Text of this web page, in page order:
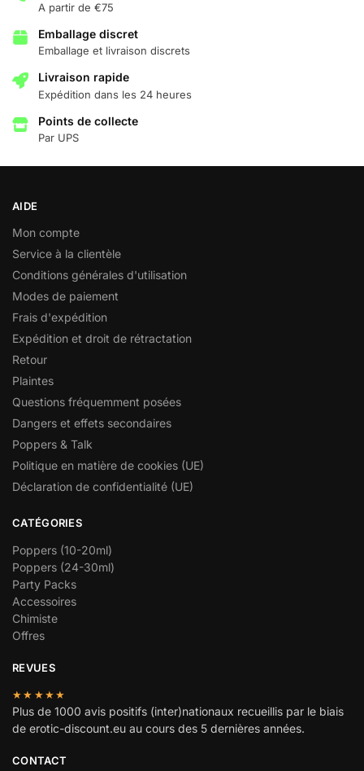
A partir de €75
Emballage discret
Emballage et livraison discrets
Livraison rapide
Expédition dans les 24 heures
Points de collecte
Par UPS
AIDE
Mon compte
Service à la clientèle
Conditions générales d'utilisation
Modes de paiement
Frais d'expédition
Expédition et droit de rétractation
Retour
Plaintes
Questions fréquemment posées
Dangers et effets secondaires
Poppers & Talk
Politique en matière de cookies (UE)
Déclaration de confidentialité (UE)
CATÉGORIES
Poppers (10-20ml)
Poppers (24-30ml)
Party Packs
Accessoires
Chimiste
Offres
REVUES
★★★★★
Plus de 1000 avis positifs (inter)nationaux recueillis par le biais
de erotic-discount.eu au cours des 5 dernières années.
CONTACT